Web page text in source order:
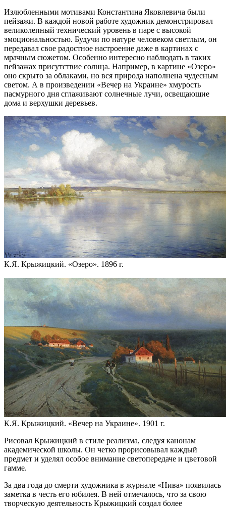
Излюбленными мотивами Константина Яковлевича были
пейзажи. В каждой новой работе художник демонстрировал
великолепный технический уровень в паре с высокой
эмоциональностью. Будучи по натуре человеком светлым, он
передавал свое радостное настроение даже в картинах с
мрачным сюжетом. Особенно интересно наблюдать в таких
пейзажах присутствие солнца. Например, в картине «Озеро»
оно скрыто за облаками, но вся природа наполнена чудесным
светом. А в произведении «Вечер на Украине» хмурость
пасмурного дня сглаживают солнечные лучи, освещающие
дома и верхушки деревьев.
К.Я. Крыжицкий. «Озеро». 1896 г.
К.Я. Крыжицкий. «Вечер на Украине». 1901 г.
Рисовал Крыжицкий в стиле реализма, следуя канонам
академической школы. Он четко прорисовывал каждый
предмет и уделял особое внимание светопередаче и цветовой
гамме.
За два года до смерти художника в журнале «Нива» появилась
заметка в честь его юбилея. В ней отмечалось, что за свою
творческую деятельность Крыжицкий создал более